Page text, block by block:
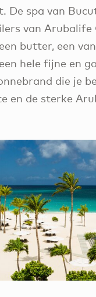
De spa van
van Arubalife
butter, een
hele fijne en
die je
en de sterke